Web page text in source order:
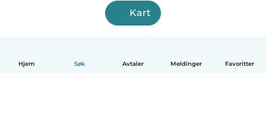
Hjem Søk Avtaler Meldinger Favoritter
Kart